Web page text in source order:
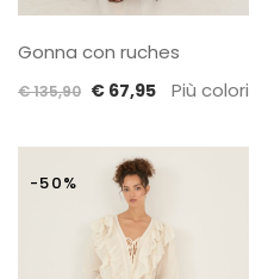
Gonna con ruches
€135,90 Il
originale
era:
€ 135,90.
€ 67,95Il
attuale
è:
Più colori
-50%